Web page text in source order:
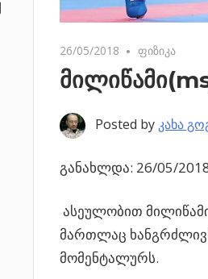
26/05/2018 No comments
ფიზიკა
Posted by კახა
განახლდა: 26/05/
ასეულობით
მართლაც
მომენტალურს.